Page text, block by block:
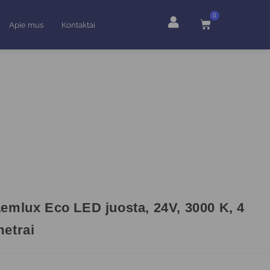
Apie mus Kontaktai
0
Eco LED juosta, 24V, 3000 K, 4